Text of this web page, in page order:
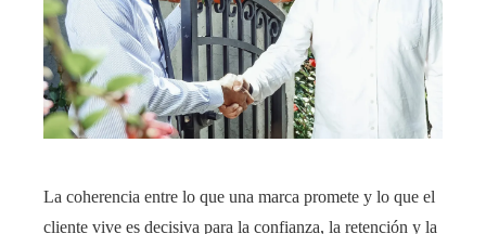
La coherencia entre lo que una marca promete y lo que el
cliente vive es decisiva para la confianza, la retención y la